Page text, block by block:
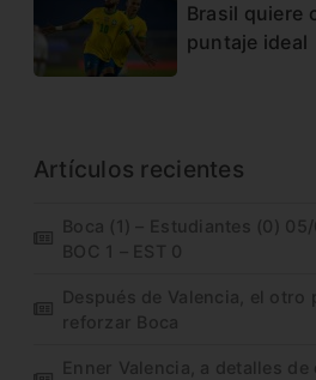
Brasil quiere
puntaje ideal
Artículos recientes
Boca (1) – Estudiantes (0)
BOC 1 – EST 0
Después de Valencia, el otro
reforzar Boca
Enner Valencia, a detalles